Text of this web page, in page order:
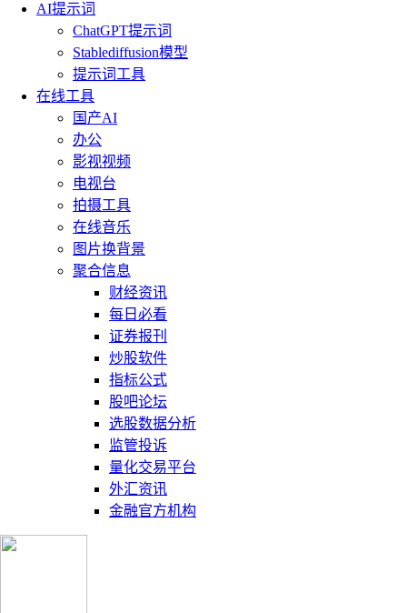
AI提示词
ChatGPT提示词
Stablediffusion模型
提示词工具
在线工具
国产AI
办公
影视视频
电视台
拍摄工具
在线音乐
图片换背景
聚合信息
财经资讯
每日必看
证券报刊
炒股软件
指标公式
股吧论坛
选股数据分析
监管投诉
量化交易平台
外汇资讯
金融官方机构